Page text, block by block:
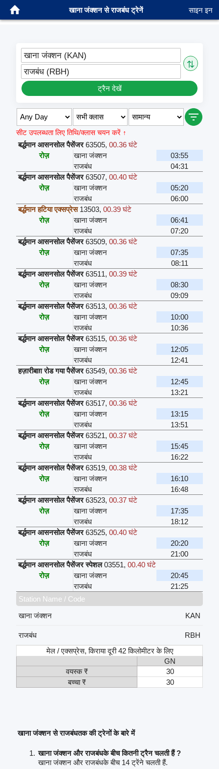
खाना जंक्शन से राजबंध ट्रेनें साइन इन
खाना जंक्शन (KAN)
⇅
राजबंध (RBH)
ट्रैन देखें
सीट उपलब्धता लिए तिथि/क्लास चयन करें ↑
बर्द्धमान आसनसोल पैसेंजर 63505, 00.36 घंटे
रोज़
खाना जंक्शन
03:55
राजबंध
04:31
बर्द्धमान आसनसोल पैसेंजर 63507, 00.40 घंटे
रोज़
खाना जंक्शन
05:20
राजबंध
06:00
बर्द्धमान हटिया एक्सप्रेस 13503, 00.39 घंटे
रोज़
खाना जंक्शन
06:41
राजबंध
07:20
बर्द्धमान आसनसोल पैसेंजर 63509, 00.36 घंटे
रोज़
खाना जंक्शन
07:35
राजबंध
08:11
बर्द्धमान आसनसोल पैसेंजर 63511, 00.39 घंटे
रोज़
खाना जंक्शन
08:30
राजबंध
09:09
बर्द्धमान आसनसोल पैसेंजर 63513, 00.36 घंटे
रोज़
खाना जंक्शन
10:00
राजबंध
10:36
बर्द्धमान आसनसोल पैसेंजर 63515, 00.36 घंटे
रोज़
खाना जंक्शन
12:05
राजबंध
12:41
हज़ारीबाग़ रोड गया पैसेंजर 63549, 00.36 घंटे
रोज़
खाना जंक्शन
12:45
राजबंध
13:21
बर्द्धमान आसनसोल पैसेंजर 63517, 00.36 घंटे
रोज़
खाना जंक्शन
13:15
राजबंध
13:51
बर्द्धमान आसनसोल पैसेंजर 63521, 00.37 घंटे
रोज़
खाना जंक्शन
15:45
राजबंध
16:22
बर्द्धमान आसनसोल पैसेंजर 63519, 00.38 घंटे
रोज़
खाना जंक्शन
16:10
राजबंध
16:48
बर्द्धमान आसनसोल पैसेंजर 63523, 00.37 घंटे
रोज़
खाना जंक्शन
17:35
राजबंध
18:12
बर्द्धमान आसनसोल पैसेंजर 63525, 00.40 घंटे
रोज़
खाना जंक्शन
20:20
राजबंध
21:00
बर्द्धमान आसनसोल पैसेंजर स्पेशल 03551, 00.40 घंटे
रोज़
खाना जंक्शन
20:45
राजबंध
21:25
Station Name / Code
खाना जंक्शन
KAN
राजबंध
RBH
मेल / एक्सप्रेस, किराया दूरी 42 किलोमीटर के लिए
GN
वयस्क ₹
30
बच्चा ₹
30
खाना जंक्शन से राजबंधतक की ट्रेनों के बारे में
खाना जंक्शन और राजबंधके बीच कितनी ट्रैन चलती हैं ?
खाना जंक्शन और राजबंधके बीच 14 ट्रेंने चलती हैं.